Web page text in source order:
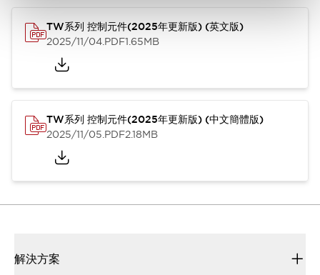
TW系列 控制元件(2025年更新版) (英文版)
2025/11/04.PDF1.65MB
TW系列 控制元件(2025年更新版) (中文簡體版)
2025/11/05.PDF2.18MB
解決方案